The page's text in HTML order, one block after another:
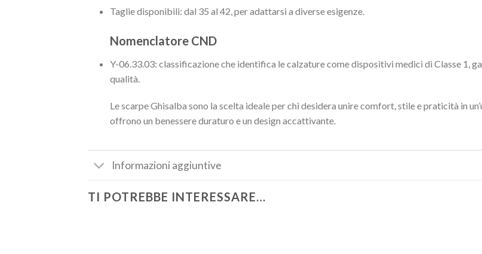
Taglie disponibili: dal 35 al 42, per adattarsi a diverse esigenze.
Nomenclatore CND
Y-06.33.03: classificazione che identifica le calzature come dispositivi medici di Classe 1,
qualità.
Le scarpe Ghisalba sono la scelta ideale per chi desidera unire comfort, stile e praticità in
offrono un benessere duraturo e un design accattivante.
Informazioni aggiuntive
TI POTREBBE INTERESSARE…